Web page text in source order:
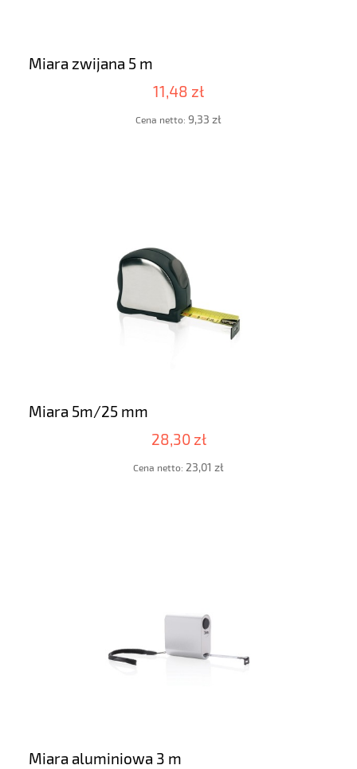
Miara zwijana 5 m
11,48 zł
Cena netto: 9,33 zł
Miara 5m/25 mm
28,30 zł
Cena netto: 23,01 zł
Miara aluminiowa 3 m